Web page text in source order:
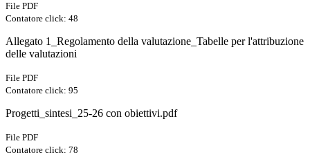
File PDF
Contatore click: 48
Allegato 1_Regolamento della valutazione_Tabelle per l'attribuzione
delle valutazioni
File PDF
Contatore click: 95
Progetti_sintesi_25-26 con obiettivi.pdf
File PDF
Contatore click: 78